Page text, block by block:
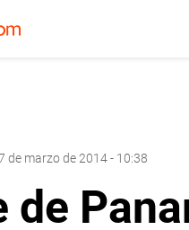
de marzo de 2014 - 10:38
de